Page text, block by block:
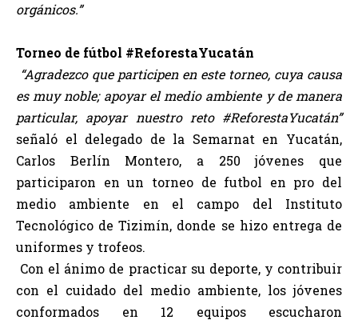
orgánicos.”
Torneo de fútbol #ReforestaYucatán
“Agradezco que participen en este torneo, cuya causa
es muy noble; apoyar el medio ambiente y de manera
particular, apoyar nuestro reto #ReforestaYucatán”
señaló el delegado de la Semarnat en Yucatán,
Carlos Berlín Montero, a 250 jóvenes que
participaron en un torneo de futbol en pro del
medio ambiente en el campo del Instituto
Tecnológico de Tizimín, donde se hizo entrega de
uniformes y trofeos.
Con el ánimo de practicar su deporte, y contribuir
con el cuidado del medio ambiente, los jóvenes
conformados en 12 equipos escucharon